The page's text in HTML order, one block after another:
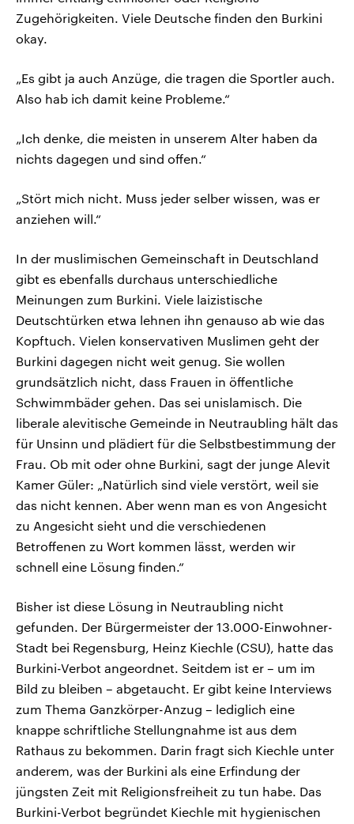
Zugehörigkeiten. Viele Deutsche finden den Burkini
okay.
„Es gibt ja auch Anzüge, die tragen die Sportler auch.
Also hab ich damit keine Probleme.“
„Ich denke, die meisten in unserem Alter haben da
nichts dagegen und sind offen.“
„Stört mich nicht. Muss jeder selber wissen, was er
anziehen will.“
In der muslimischen Gemeinschaft in Deutschland
gibt es ebenfalls durchaus unterschiedliche
Meinungen zum Burkini. Viele laizistische
Deutschtürken etwa lehnen ihn genauso ab wie das
Kopftuch. Vielen konservativen Muslimen geht der
Burkini dagegen nicht weit genug. Sie wollen
grundsätzlich nicht, dass Frauen in öffentliche
Schwimmbäder gehen. Das sei unislamisch. Die
liberale alevitische Gemeinde in Neutraubling hält das
für Unsinn und plädiert für die Selbstbestimmung der
Frau. Ob mit oder ohne Burkini, sagt der junge Alevit
Kamer Güler: „Natürlich sind viele verstört, weil sie
das nicht kennen. Aber wenn man es von Angesicht
zu Angesicht sieht und die verschiedenen
Betroffenen zu Wort kommen lässt, werden wir
schnell eine Lösung finden.“
Bisher ist diese Lösung in Neutraubling nicht
gefunden. Der Bürgermeister der 13.000-Einwohner-
Stadt bei Regensburg, Heinz Kiechle (CSU), hatte das
Burkini-Verbot angeordnet. Seitdem ist er – um im
Bild zu bleiben – abgetaucht. Er gibt keine Interviews
zum Thema Ganzkörper-Anzug – lediglich eine
knappe schriftliche Stellungnahme ist aus dem
Rathaus zu bekommen. Darin fragt sich Kiechle unter
anderem, was der Burkini als eine Erfindung der
jüngsten Zeit mit Religionsfreiheit zu tun habe. Das
Burkini-Verbot begründet Kiechle mit hygienischen